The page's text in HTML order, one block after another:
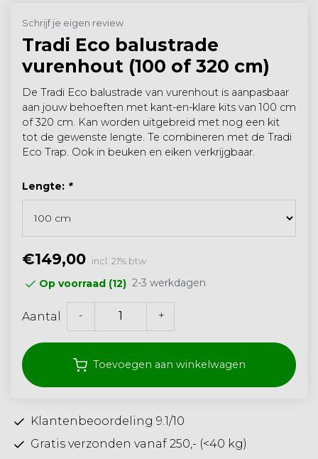
Schrijf je eigen review
Tradi Eco balustrade
vurenhout (100 of 320 cm)
De Tradi Eco balustrade van vurenhout is aanpasbaar
aan jouw behoeften met kant-en-klare kits van 100 cm
of 320 cm. Kan worden uitgebreid met nog een kit
tot de gewenste lengte. Te combineren met de Tradi
Eco Trap. Ook in beuken en eiken verkrijgbaar.
Lengte: *
€149,00 incl. 21% btw
Op voorraad (12) 2-3 werkdagen
Aantal - +
Toevoegen aan winkelwagen
Klantenbeoordeling 9.1/10
Gratis verzonden vanaf 250,- (<40 kg)